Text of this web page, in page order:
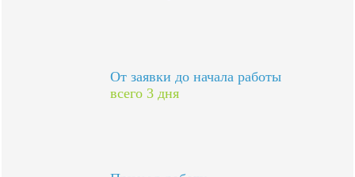
От заявки до начала работы
всего 3 дня